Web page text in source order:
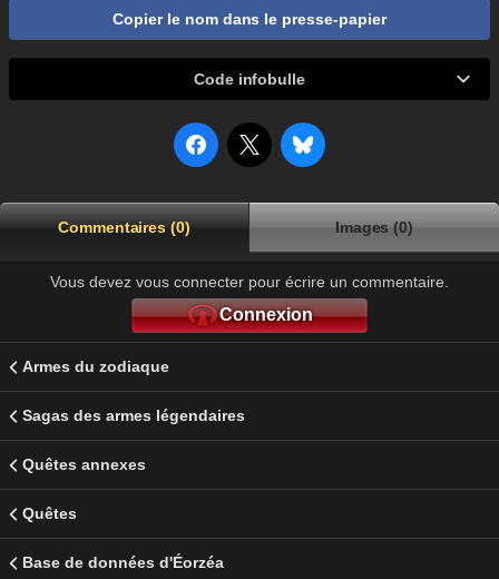
Copier le nom dans le presse-papier
Code infobulle
Commentaires (0) Images (0)
Vous devez vous connecter pour écrire un commentaire.
Connexion
Armes du zodiaque
Sagas des armes légendaires
Quêtes annexes
Quêtes
Base de données d'Éorzéa